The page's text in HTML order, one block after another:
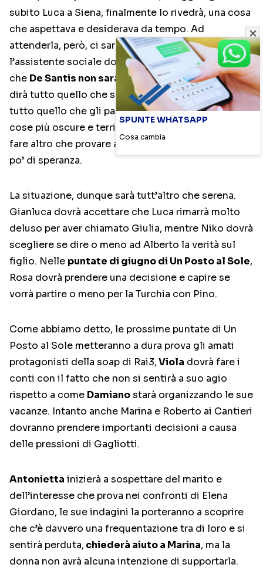
subito Luca a Siena, finalmente lo rivedrà, una cosa
che aspettava e desiderava da tempo. Ad
attenderla, però, ci sarà una spiacevole sorpresa,
l’assistente sociale dovrà fare i conti con il fatto
che De Santis non sarà contento di averla lìe le
dirà tutto quello che sente. Confesserà a Giulia
tutto quello che gli passa per la testa, anche le
cose più oscure e terribili, così la Poggi non potrà
fare altro che provare a farlo ragionare, dandogli un
po’ di speranza.
La situazione, dunque sarà tutt’altro che serena.
Gianluca dovrà accettare che Luca rimarrà molto
deluso per aver chiamato Giulia, mentre Niko dovrà
scegliere se dire o meno ad Alberto la verità sul
figlio. Nelle puntate di giugno di Un Posto al Sole,
Rosa dovrà prendere una decisione e capire se
vorrà partire o meno per la Turchia con Pino.
Come abbiamo detto, le prossime puntate di Un
Posto al Sole metteranno a dura prova gli amati
protagonisti della soap di Rai3,Viola dovrà fare i
conti con il fatto che non si sentirà a suo agio
rispetto a come Damianostarà organizzando le sue
vacanze. Intanto anche Marina e Roberto ai Cantieri
dovranno prendere importanti decisioni a causa
delle pressioni di Gagliotti.
Antonietta inizierà a sospettare del marito e
dell’interesse che prova nei confronti di Elena
Giordano, le sue indagini la porteranno a scoprire
che c’è davvero una frequentazione tra di loro e si
sentirà perduta, chiederà aiuto a Marina, ma la
donna non avrà alcuna intenzione di supportarla.
SPUNTE WHATSAPP
Cosa cambia